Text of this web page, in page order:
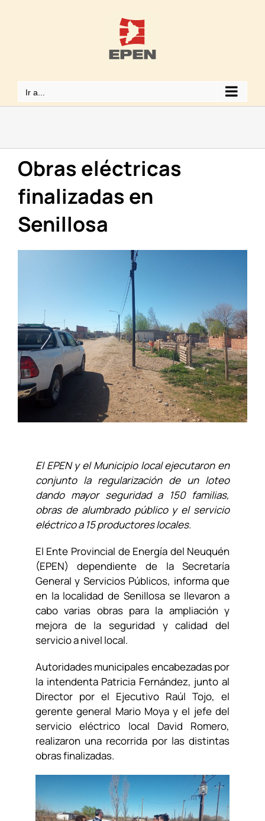
Ir a...
Obras eléctricas
finalizadas en
Senillosa
El EPEN y el Municipio local ejecutaron en
conjunto la regularización de un loteo
dando mayor seguridad a 150 familias,
obras de alumbrado público y el servicio
eléctrico a 15 productores locales.
El Ente Provincial de Energía del Neuquén
(EPEN) dependiente de la Secretaría
General y Servicios Públicos, informa que
en la localidad de Senillosa se llevaron a
cabo varias obras para la ampliación y
mejora de la seguridad y calidad del
servicio a nivel local.
Autoridades municipales encabezadas por
la intendenta Patricia Fernández, junto al
Director por el Ejecutivo Raúl Tojo, el
gerente general Mario Moya y el jefe del
servicio eléctrico local David Romero,
realizaron una recorrida por las distintas
obras finalizadas.